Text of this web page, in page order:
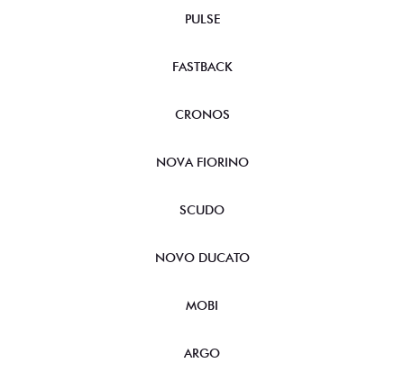
PULSE
FASTBACK
CRONOS
NOVA FIORINO
SCUDO
NOVO DUCATO
MOBI
ARGO